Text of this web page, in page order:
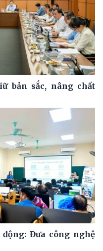
bản sắc, nâng chất
Đưa công nghệ